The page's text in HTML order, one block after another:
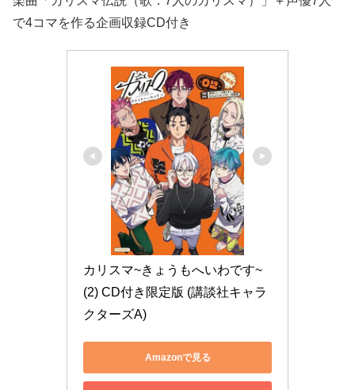
で4コマを作る企画収録CD付き
カリスマ~きょうもへいわです~
(2) CD付き限定版 (講談社キャラ
クターズA)
Amazonで見る